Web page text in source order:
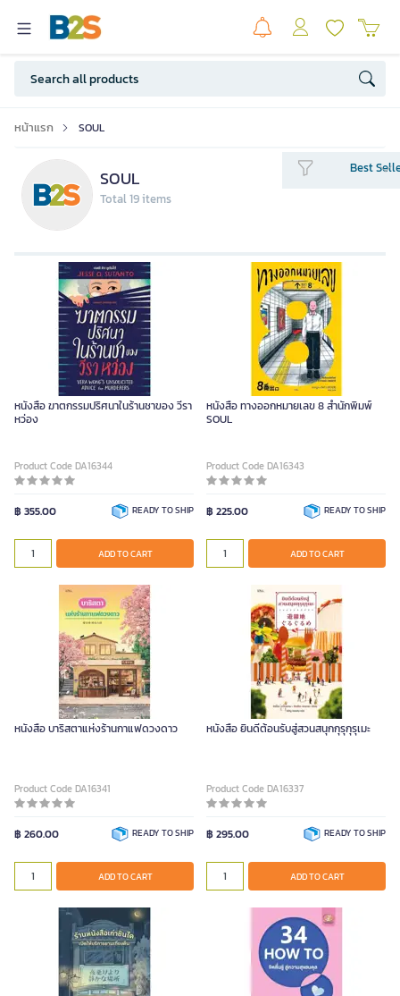
หน้าแรก SOUL
SOUL
Total 19 items
Best
หนังสือ ฆาตกรรมปริศนาในร้านชาของ วีรา
หว่อง
Product Code DA16344
฿ 355.00 READY TO SHIP
ADD TO CART
หนังสือ ทางออกหมายเลข 8 สำนักพิมพ์
SOUL
Product Code DA16343
฿ 225.00 READY TO SHIP
ADD TO CART
หนังสือ บาริสตาแห่งร้านกาแฟดวงดาว
Product Code DA16341
฿ 260.00 READY TO SHIP
ADD TO CART
หนังสือ ยินดีต้อนรับสู่สวนสนุกกุรุกุรุเมะ
Product Code DA16337
฿ 295.00 READY TO SHIP
ADD TO CART